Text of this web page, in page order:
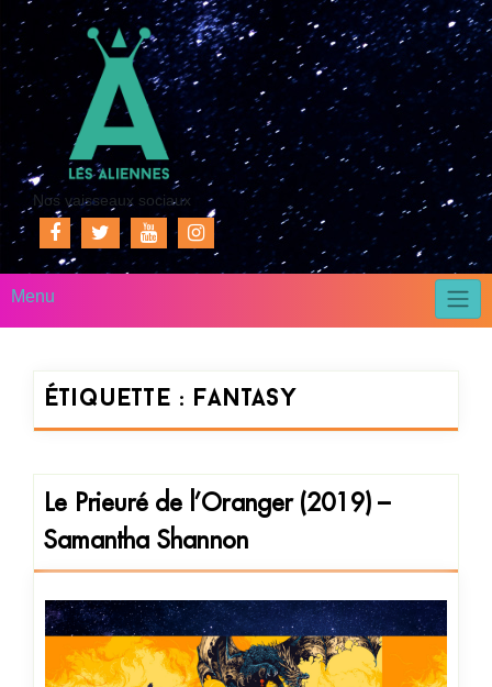
Nos vaisseaux sociaux
Menu
Étiquette : fantasy
Le Prieuré de l’Oranger (2019) –
Samantha Shannon